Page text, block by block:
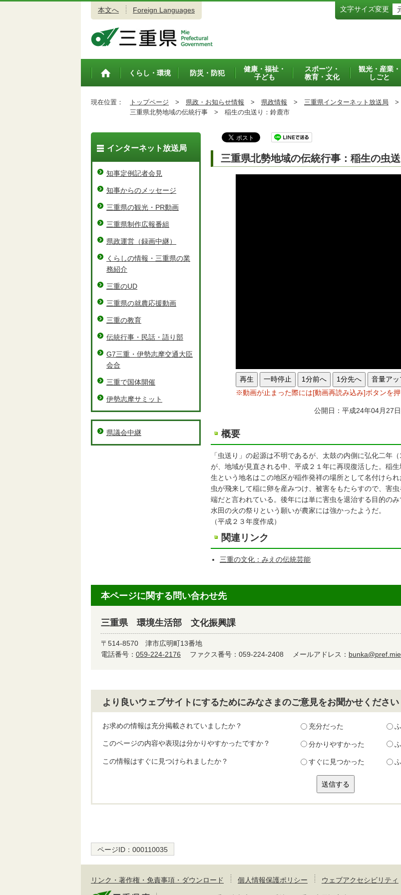
本文へ Foreign Languages 文字サイズ変更
トップペ
くらし・環境 防災・防犯
健康・福祉・
子ども
スポーツ・
教育・文化
観光・産業・
しごと
現在位置： トップページ > 県政・お知らせ情報 > 県政情報 > 三重県インターネット放送局 >
三重県北勢地域の伝統行事 > 稲生の虫送り：鈴鹿市
三重県北勢地域の伝統行事：稲生の虫
再生 一時停止 1分前へ 1分先へ 音量アッ
※動画が止まった際には[動画再読み込み]ボタンを押
公開日：平成24年04月27
概要
「虫送り」の起源は不明であるが、太鼓の内側に弘化二年
が、地域が見直される中、平成２１年に再現復活した。稲
生という地名はこの地区が稲作発祥の場所として名付けら
虫が飛来して稲に卵を産みつけ、被害をもたらすので、害
端だと言われている。後年には単に害虫を退治する目的の
水田の火の祭りという願いが農家には強かったようだ。
（平成２３年度作成）
関連リンク
三重の文化：みえの伝統芸能
インターネット放送局
知事定例記者会見
知事からのメッセージ
三重県の観光・PR動画
三重県制作広報番組
県政運営（録画中継）
くらしの情報・三重県の業
務紹介
三重のUD
三重県の就農応援動画
三重の教育
伝統行事・民話・語り部
G7三重・伊勢志摩交通大臣
会合
三重で国体開催
伊勢志摩サミット
県議会中継
本ページに関する問い合わせ先
三重県 環境生活部 文化振興課
〒514-8570 津市広明町13番地
電話番号： 059-224-2176 ファクス番号：059-224-2408 メールアドレス：
より良いウェブサイトにするためにみなさまのご意見をお聞かせください
お求めの情報は充分掲載されていましたか？ 充分だった
このページの内容や表現は分かりやすかったですか？ 分かりやすかった
この情報はすぐに見つけられましたか？ すぐに見つかった
ページID： 000110035
リンク・著作権・免責事項・ダウンロード 個人情報保護ポリシー ウェブアクセシビリティ